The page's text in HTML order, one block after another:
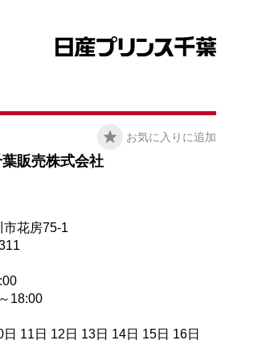
お気に入りに追加
販売株式会社
花房75-1
18:00
11日 12日 13日 14日 15日 16日